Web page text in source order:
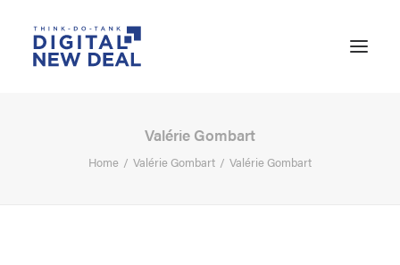
Valérie Gombart
Home Valérie Gombart Valérie Gombart